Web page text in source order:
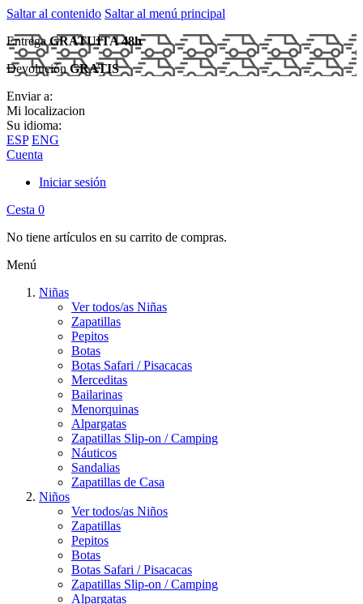
Saltar al contenido Saltar al menú principal
EntregaGRATUITA 48h
DevoluciónGRATIS
Enviar a:
Mi localizacion
Su idioma:
ESP ENG
Cuenta
Iniciar sesión
Cesta 0
No tiene artículos en su carrito de compras.
Menú
Niñas
Ver todos/as Niñas
Zapatillas
Pepitos
Botas
Botas Safari / Pisacacas
Merceditas
Bailarinas
Menorquinas
Alpargatas
Zapatillas Slip-on / Camping
Náuticos
Sandalias
Zapatillas de Casa
Niños
Ver todos/as Niños
Zapatillas
Pepitos
Botas
Botas Safari / Pisacacas
Zapatillas Slip-on / Camping
Alpargatas